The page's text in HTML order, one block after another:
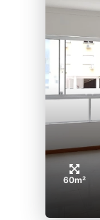
60m²